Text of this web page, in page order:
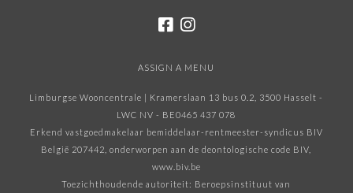
ASSIGN A MENU
Limburgse Wooncentrale | Kramerslaan 13 bus 0.2, 3500 Hasselt -
LWC NV - BE0465 437 078
Erkend vastgoedmakelaar bemiddelaar-rentmeester-syndicus BIV
België 207442, onderworpen aan de deontologische code BIV
www.biv.be
Toezichthoudende autoriteit: Beroepsinstituut van